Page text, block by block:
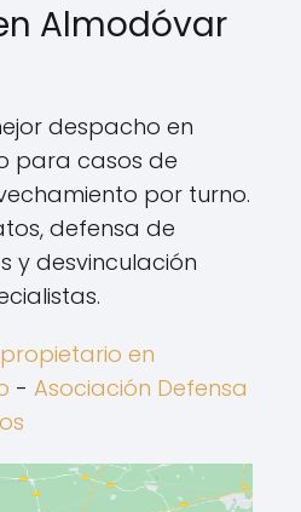
Almodóvar
despacho en
para casos de
por turno.
defensa de
y desvinculación
en
- Asociación Defensa